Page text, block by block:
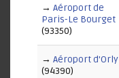
→ Aéroport de
Paris-Le Bourget
(93350)
→ Aéroport d'Orly
(94390)